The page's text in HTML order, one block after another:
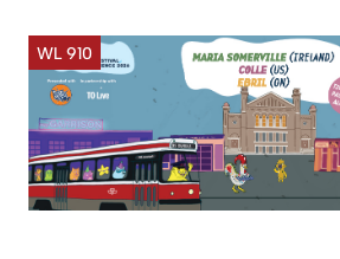
WL 910